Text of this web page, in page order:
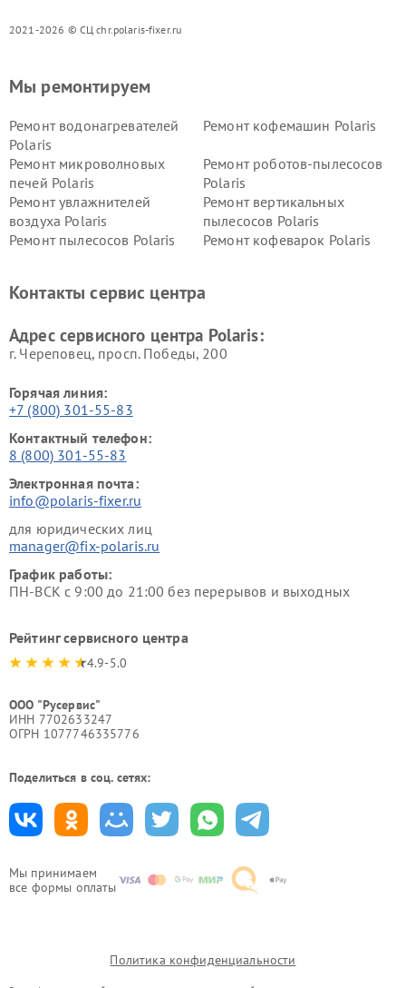
2021-2026 © СЦ chr.polaris-fixer.ru
Мы принимаем
все формы оплаты
Мы ремонтируем
Ремонт водонагревателей
Polaris
Ремонт кофемашин Polaris
Ремонт микроволновых
печей Polaris
Ремонт роботов-пылесосов
Polaris
Ремонт увлажнителей
воздуха Polaris
Ремонт вертикальных
пылесосов Polaris
Ремонт пылесосов Polaris
Ремонт кофеварок Polaris
Контакты сервис центра
Адрес сервисного центра Polaris:
г. Череповец, просп. Победы, 200
Горячая линия:
+7 (800) 301-55-83
Контактный телефон:
8 (800) 301-55-83
Электронная почта:
info@polaris-fixer.ru
для юридических лиц
manager@fix-polaris.ru
График работы:
ПН-ВСК с 9:00 до 21:00 без перерывов и выходных
Рейтинг сервисного центра
4.9-5.0
ООО "Русервис"
ИНН 7702633247
ОГРН 1077746335776
Поделиться в соц. сетях:
Политика конфиденциальности